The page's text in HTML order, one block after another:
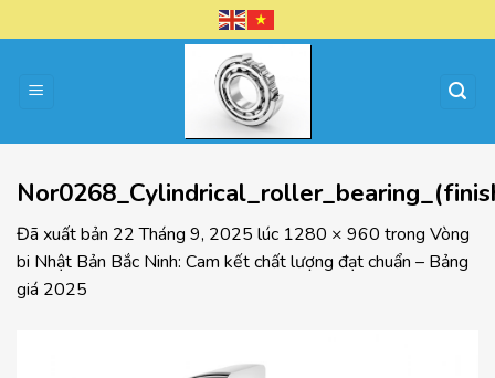
đến
dung
Đã xuất bản 22 Tháng 9, 2025 lúc 1280 × 960 trong Vòng
bi Nhật Bản Bắc Ninh: Cam kết chất lượng đạt chuẩn – Bảng
giá 2025